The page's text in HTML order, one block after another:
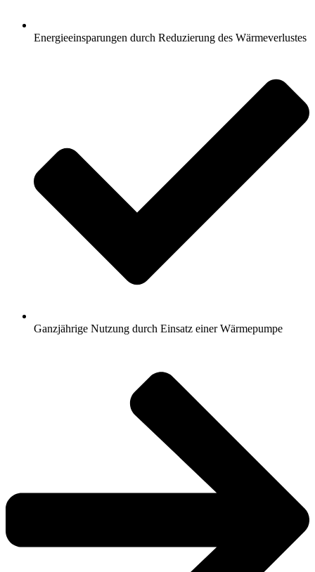
Energieeinsparungen durch Reduzierung des Wärmeverlustes
Ganzjährige Nutzung durch Einsatz einer Wärmepumpe